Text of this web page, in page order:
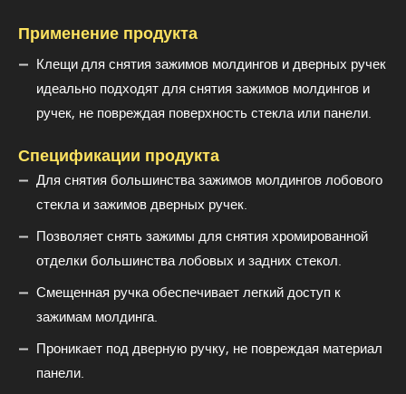
Применение продукта
Клещи для снятия зажимов молдингов и дверных ручек
идеально подходят для снятия зажимов молдингов и
ручек, не повреждая поверхность стекла или панели.
Спецификации продукта
Для снятия большинства зажимов молдингов лобового
стекла и зажимов дверных ручек.
Позволяет снять зажимы для снятия хромированной
отделки большинства лобовых и задних стекол.
Смещенная ручка обеспечивает легкий доступ к
зажимам молдинга.
Проникает под дверную ручку, не повреждая материал
панели.